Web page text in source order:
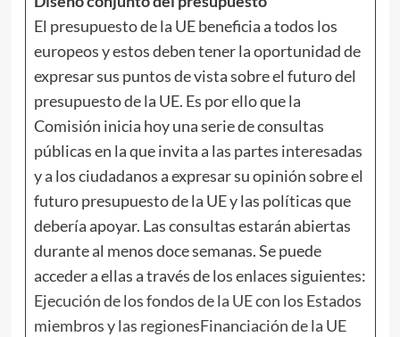
El presupuesto de la UE beneficia a todos los
europeos y estos deben tener la oportunidad de
expresar sus puntos de vista sobre el futuro del
presupuesto de la UE. Es por ello que la
Comisión inicia hoy una serie de consultas
públicas en la que invita a las partes interesadas
y a los ciudadanos a expresar su opinión sobre el
futuro presupuesto de la UE y las políticas que
debería apoyar. Las consultas estarán abiertas
durante al menos doce semanas. Se puede
acceder a ellas a través de los enlaces siguientes:
Ejecución de los fondos de la UE con los Estados
miembros y las regionesFinanciación de la UE